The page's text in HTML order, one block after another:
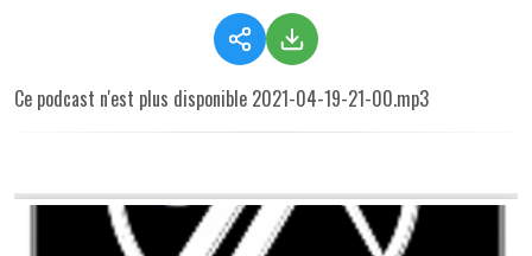
Ce podcast n'est plus disponible 2021-04-19-21-00.mp3